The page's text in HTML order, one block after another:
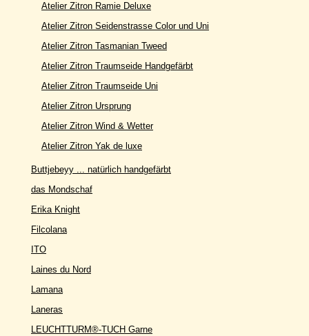
Atelier Zitron Ramie Deluxe
Atelier Zitron Seidenstrasse Color und Uni
Atelier Zitron Tasmanian Tweed
Atelier Zitron Traumseide Handgefärbt
Atelier Zitron Traumseide Uni
Atelier Zitron Ursprung
Atelier Zitron Wind & Wetter
Atelier Zitron Yak de luxe
Buttjebeyy ... natürlich handgefärbt
das Mondschaf
Erika Knight
Filcolana
ITO
Laines du Nord
Lamana
Laneras
LEUCHTTURM®-TUCH Garne